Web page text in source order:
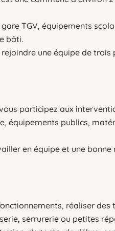
TGV, équipements
bâti.
une équipe de trois
participez aux
équipements publics,
en équipe et une
réaliser des
serrurerie ou petites